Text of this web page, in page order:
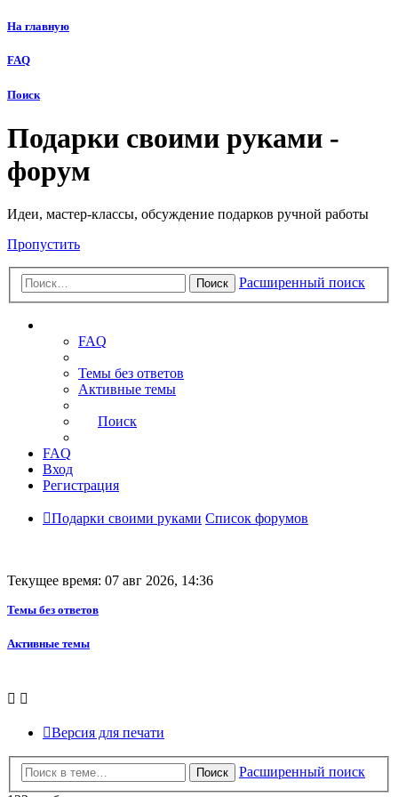
На главную
FAQ
Поиск
Подарки своими руками -
форум
Идеи, мастер-классы, обсуждение подарков ручной работы
Пропустить
Поиск Расширенный поиск
FAQ
Темы без ответов
Активные темы
Поиск
FAQ
Вход
Регистрация
Подарки своими руками Список форумов
Текущее время: 07 авг 2026, 14:36
Темы без ответов
Активные темы
Версия для печати
Поиск
Расширенный поиск